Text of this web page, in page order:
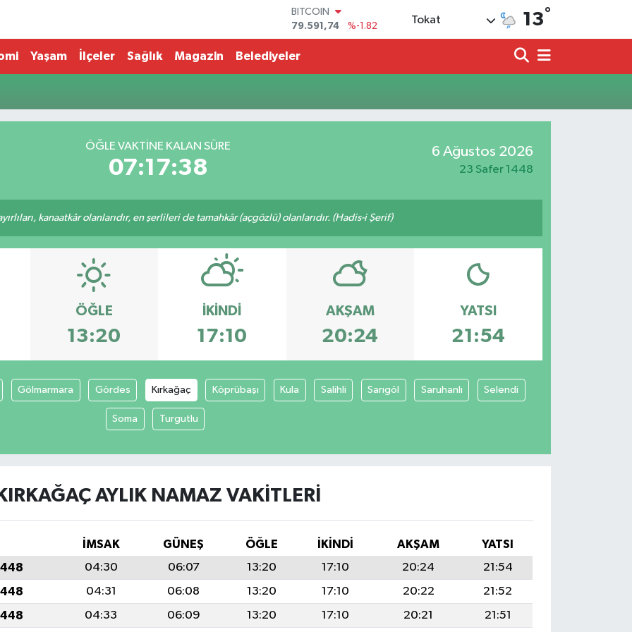
BITCOIN
79.591,74
%-1.82
DOLAR
45,43620
61,60380
%0.18
Tokat 13°
Yaşam İlçeler Sağlık Magazin Belediyeler
ÖĞLE VAKTİNE KALAN SÜRE
07:17:38
6 Ağustos 2026
23 Safer 1448
kanaatkâr olanlarıdır, en şerlileri de tamahkâr (açgözlü) olanlarıdır. (Hadis-i Şerif)
ÖĞLE
13:20
İKINDI
17:10
AKŞAM
20:24
YATSI
21:54
Gölmarmara Gördes Kırkağaç Köprübaşı Kula Salihli Sarıgöl Saruhanlı Selendi
Soma Turgutlu
KIRKAĞAÇ AYLIK NAMAZ VAKITLERI
İMSAK GÜNEŞ ÖĞLE İKINDI AKŞAM
YATSI
04:30 06:07 13:20 17:10 20:24
21:54
04:31 06:08 13:20 17:10 20:22
21:52
04:33 06:09 13:20 17:10 20:21 21:51